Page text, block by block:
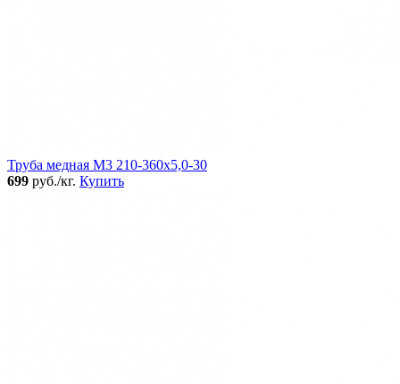
Труба медная М3 210-360х5,0-30
699 руб./кг. Купить